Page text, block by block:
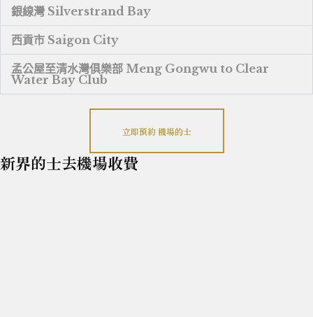
銀線灣 Silverstrand Bay
西貢市 Saigon City
孟公屋至清水灣俱樂部 Meng Gongwu to Clear
Water Bay Club
立即預約 機場的士
新界的士去機場收費